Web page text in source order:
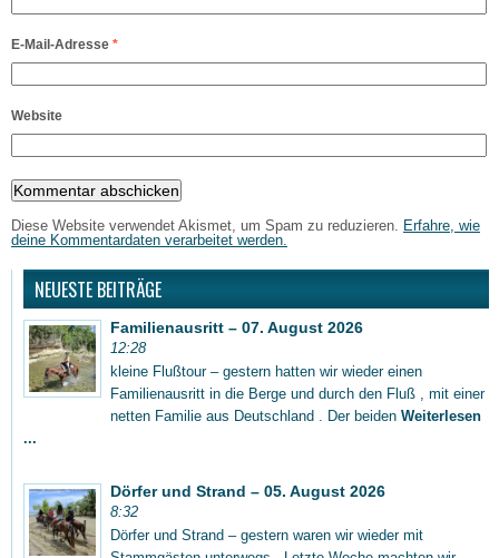
E-Mail-Adresse *
Website
Diese Website verwendet Akismet, um Spam zu reduzieren. Erfahre, wie
deine Kommentardaten verarbeitet werden.
NEUESTE BEITRÄGE
Familienausritt – 07. August 2026
12:28
kleine Flußtour – gestern hatten wir wieder einen
Familienausritt in die Berge und durch den Fluß , mit einer
netten Familie aus Deutschland . Der beiden Weiterlesen
...
Dörfer und Strand – 05. August 2026
8:32
Dörfer und Strand – gestern waren wir wieder mit